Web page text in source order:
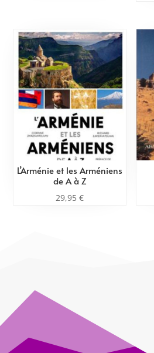
L’Arménie et les Arméniens
de A à Z
29,95€